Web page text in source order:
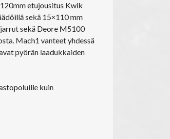
etujousitus Kwik
sekä 15×110 mm
sekä Deore M5100
Mach1 vanteet yhdessä
pyörän laadukkaiden
kuin